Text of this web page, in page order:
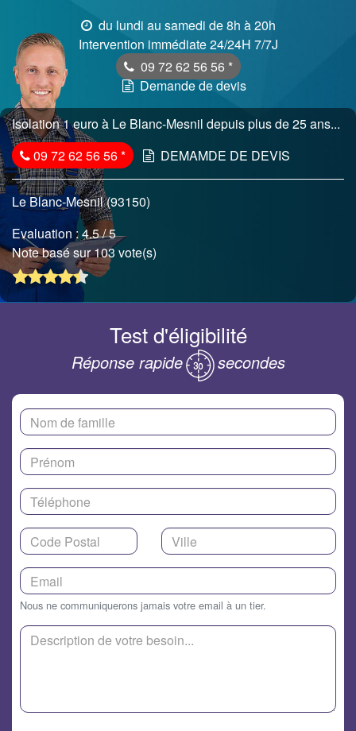
du lundi au samedi de 8h à 20h
Intervention immédiate 24/24H 7/7J
09 72 62 56 56 *
Demande de devis
Isolation 1 euro à Le Blanc-Mesnil depuis plus de 25 ans...
09 72 62 56 56* DEMAMDE DE DEVIS
Le Blanc-Mesnil (93150)
Evaluation :4.5/ 5
Note basé sur 103 vote(s)
Test d'éligibilité
Réponse rapide secondes
Nous ne communiquerons jamais votre email à un tier.